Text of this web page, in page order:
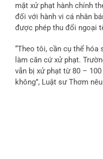
mặt xử phạt hành chính
đối với hành vi cá nhân
được phép thu đổi ngoại
“Theo tôi, cần cụ thể
làm căn cứ xử phạt.
vẫn bị xử phạt từ 80 –
không”, Luật sư Thơm